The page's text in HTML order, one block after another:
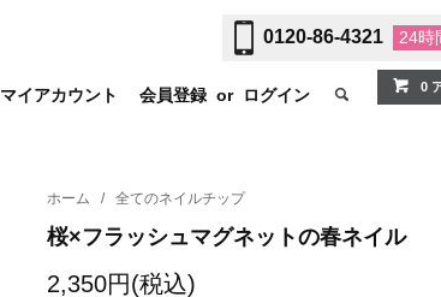
0120-86-4321 24時
マイアカウント 会員登録 or ログイン 0
ホーム / 全てのネイルチップ
桜×フラッシュマグネットの春ネイル
2,350円(税込)